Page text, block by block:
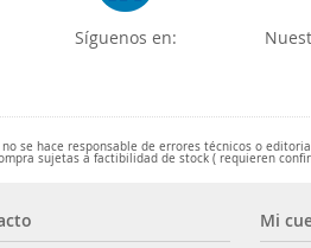
Síguenos en:
se hace responsable de errores técnicos o
sujetas a factibilidad de stock ( requieren
Mi